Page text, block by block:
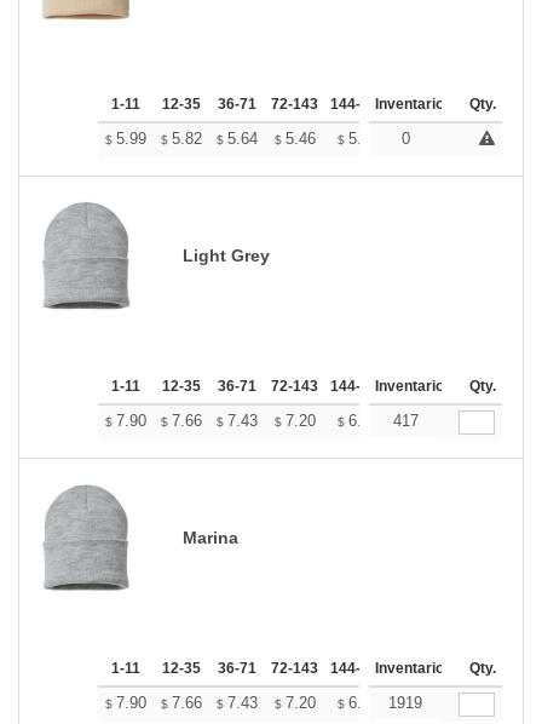
1-11 12-35 36-71 72-143 144-287 288 + Mas
Inventario Qty.
$ 5.99 $ 5.82 $ 5.64 $ 5.46 $ 5.28 $ +
0
Light Grey
1-11 12-35 36-71 72-143 144-287 288 + Mas
Inventario Qty.
$ 7.90 $ 7.66 $ 7.43 $ 7.20 $ 6.96 $ 6.84
417
Marina
1-11 12-35 36-71 72-143 144-287 288 + Mas
Inventario Qty.
$ 7.90 $ 7.66 $ 7.43 $ 7.20 $ 6.96 $6.84
1919